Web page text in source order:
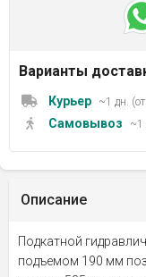
Варианты
Курьер ~1 дн.
Самовывоз ~1
Описание
Подкатной
подъемом 190 мм